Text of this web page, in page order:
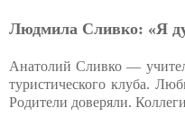
Людмила Сливко: «Я
Анатолий Сливко —
туристического клуба.
Родители доверяли.